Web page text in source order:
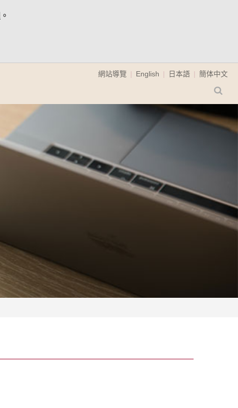
。
網站導覽 English 日本語 簡体中文